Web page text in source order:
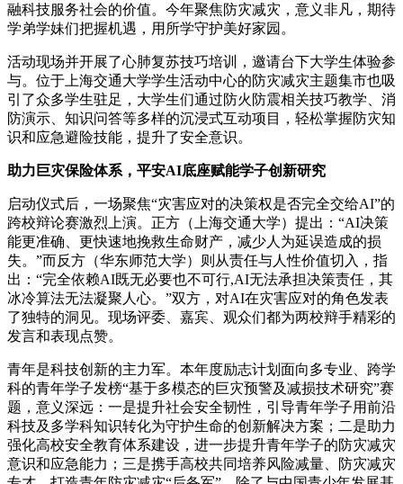
融科技服务社会的价值。今年聚焦防灾减灾，意义非凡，期待
学弟学妹们把握机遇，用所学守护美好家园。
活动现场并开展了心肺复苏技巧培训，邀请台下大学生体验参
与。位于上海交通大学学生活动中心的防灾减灾主题集市也吸
引了众多学生驻足，大学生们通过防火防震相关技巧教学、消
防演示、知识问答等多样的沉浸式互动项目，轻松掌握防灾知
识和应急避险技能，提升了安全意识。
助力巨灾保险体系，平安AI底座赋能学子创新研究
启动仪式后，一场聚焦“灾害应对的决策权是否完全交给AI”的
跨校辩论赛激烈上演。正方（上海交通大学）提出：“AI决策
能更准确、更快速地挽救生命财产，减少人为延误造成的损
失。”而反方（华东师范大学）则从责任与人性价值切入，指
出：“完全依赖AI既无必要也不可行,AI无法承担决策责任，其
冰冷算法无法凝聚人心。”双方，对AI在灾害应对的角色发表
了独特的洞见。现场评委、嘉宾、观众们都为两校辩手精彩的
发言和表现点赞。
青年是科技创新的主力军。本年度励志计划面向多专业、跨学
科的青年学子发榜“基于多模态的巨灾预警及减损技术研究”赛
题，意义深远：一是提升社会安全韧性，引导青年学子用前沿
科技及多学科知识转化为守护生命的创新解决方案；二是助力
强化高校安全教育体系建设，进一步提升青年学子的防灾减灾
意识和应急能力；三是携手高校共同培养风险减量、防灾减灾